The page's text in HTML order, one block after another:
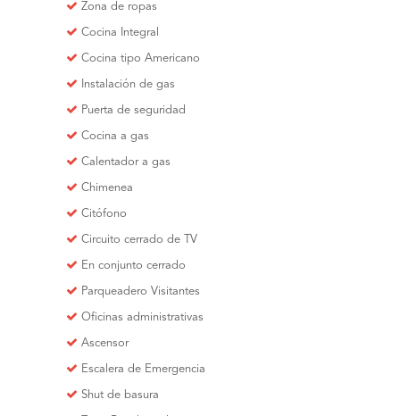
Zona de ropas
Cocina Integral
Cocina tipo Americano
Instalación de gas
Puerta de seguridad
Cocina a gas
Calentador a gas
Chimenea
Citófono
Circuito cerrado de TV
En conjunto cerrado
Parqueadero Visitantes
Oficinas administrativas
Ascensor
Escalera de Emergencia
Shut de basura